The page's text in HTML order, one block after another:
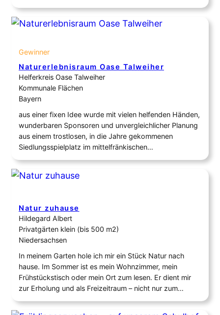
zukünftig ökologisch sinnvoll nutzen und gleichzeitig
wieder eine Verbindung schaffen zwischen Natur,
Naturschutz, Artenvielfalt und Mensch. Geschaffen
Die Stadt Eisenach…
Gewinner
Naturerlebnisraum Oase Talweiher
Helferkreis Oase Talweiher
Kommunale Flächen
Bayern
aus einer fixen Idee wurde mit vielen helfenden Händen,
wunderbaren Sponsoren und unvergleichlicher Planung
aus einem trostlosen, in die Jahre gekommenen
Siedlungsspielplatz im mittelfränkischen
Georgensgmünd eine wunderbare OASE für Groß und
Klein – ein generationenübergreifender
Begegnungsraum für Mensch & Natur. Im Juli 2023
Natur zuhause
Hildegard Albert
Privatgärten klein (bis 500 m2)
Niedersachsen
In meinem Garten hole ich mir ein Stück Natur nach
hause. Im Sommer ist es mein Wohnzimmer, mein
Frühstückstisch oder mein Ort zum lesen. Er dient mir
zur Erholung und als Freizeitraum – nicht nur zum
ausruhen und genießen, nein – gerade das werkeln mit
den Händen im Garten gibt mir die nötige Entspannung.